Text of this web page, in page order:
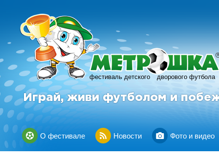
фестиваль детского дворового футбола
R
Играй, живи футболом и
О фестивале Новости Фото и видео